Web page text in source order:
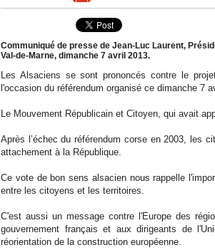
Communiqué de presse de Jean-Luc Laurent,
Val-de-Marne, dimanche 7 avril 2013.
Les Alsaciens se sont prononcés contre le
l'occasion du référendum organisé ce dimanche 7
Le Mouvement Républicain et Citoyen, qui avait
Après l’échec du référendum corse en 2003, les
attachement à la République.
Ce vote de bon sens alsacien nous rappelle
entre les citoyens et les territoires.
C'est aussi un message contre l'Europe des
gouvernement français et aux dirigeants de
réorientation de la construction européenne.